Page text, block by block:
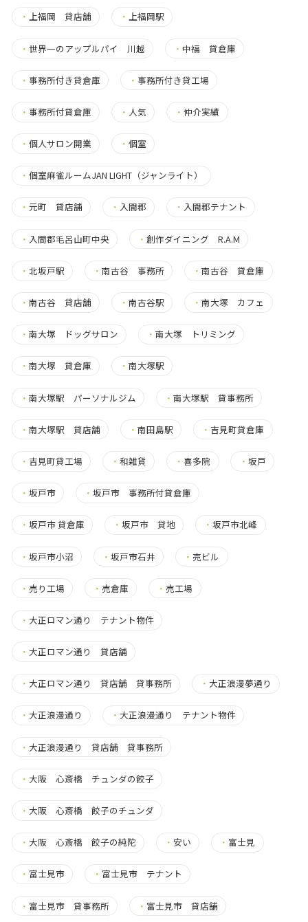
・ 上福岡 貸店舗 ・上福岡駅
・ 世界一のアップルパイ 川越 ・中福 貸倉庫
・ 事務所付き貸倉庫 ・ 事務所付き貸工場
・ 事務所付貸倉庫 ・ 人気 ・仲介実績
・ 個人サロン開業 ・個室
・ 個室麻雀ルームJAN LIGHT（ジャンライト）
・ 元町 貸店舗 ・ 入間郡 ・ 入間郡テナント
・ 入間郡毛呂山町中央 ・創作ダイニング R.A.M
・ 北坂戸駅 ・南古谷 事務所 ・南古谷 貸倉庫
・ 南古谷 貸店舗 ・南古谷駅 ・南大塚 カフェ
・ 南大塚 ドッグサロン ・南大塚 トリミング
・ 南大塚 貸倉庫 ・南大塚駅
・ 南大塚駅 パーソナルジム ・南大塚駅 貸事務所
・ 南大塚駅 貸店舗 ・南田島駅 ・ 吉見町貸倉庫
・ 吉見町貸工場 ・和雑貨 ・喜多院 ・ 坂戸
・ 坂戸市 ・坂戸市 事務所付貸倉庫
・ 坂戸市 貸倉庫 ・坂戸市 貸地 ・坂戸市北峰
・ 坂戸市小沼 ・坂戸市石井 ・ 売ビル
・ 売り工場 ・ 売倉庫 ・ 売工場
・ 大正ロマン通り テナント物件
・ 大正ロマン通り 貸店舗
・ 大正ロマン通り 貸店舗 貸事務所 ・ 大正浪漫夢通り
・ 大正浪漫通り ・ 大正浪漫通り テナント物件
・ 大正浪漫通り 貸店舗 貸事務所
・ 大阪 心斎橋 チュンダの餃子
・ 大阪 心斎橋 餃子のチュンダ
・ 大阪 心斎橋 餃子の純陀 ・安い ・ 富士見
・ 富士見市 ・ 富士見市 テナント
・ 富士見市 貸事務所 ・ 富士見市 貸店舗